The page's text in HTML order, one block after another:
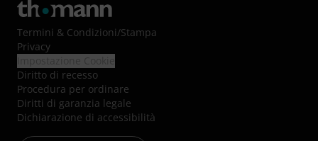
Termini & Condizioni/Stampa
Privacy
Diritto di recesso
Procedura per ordinare
Diritti di garanzia legale
Dichiarazione di accessibilità